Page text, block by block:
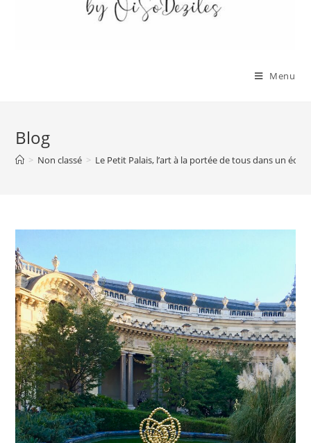
Menu
Blog
> Non classé > Le Petit Palais, l’art à la portée de tous dans un écrin